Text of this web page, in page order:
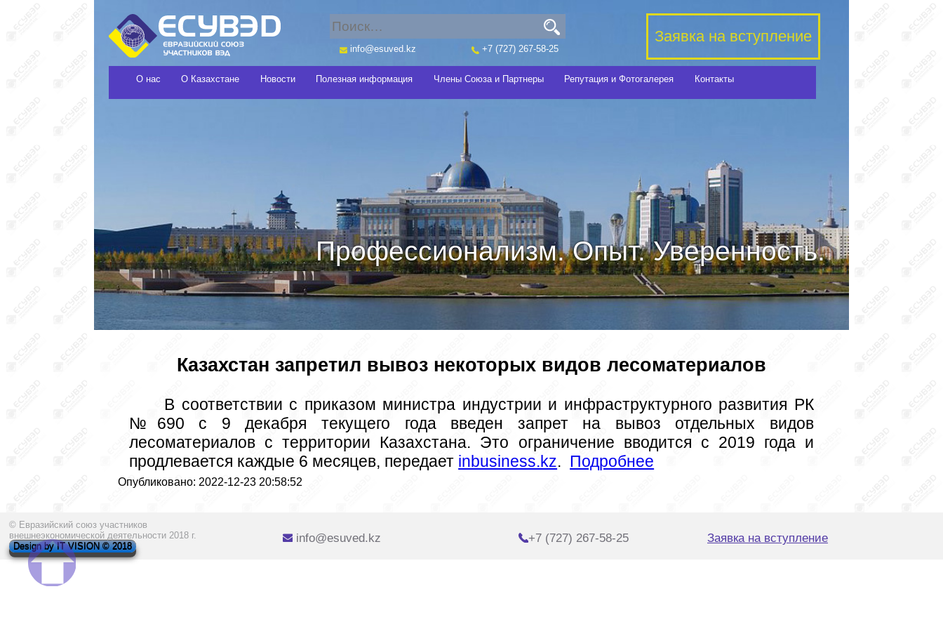
О нас О Казахстане Новости Полезная информация Члены Союза и Партнеры Репутация и Фотогалерея Контакты
+7 (727) 267-58-25
info@esuved.kz
Профессионализм. Опыт. Уверенность.
Заявка на вступление
Казахстан запретил вывоз некоторых видов лесоматериалов
№690 с 9 декабря текущего года введен запрет на вывоз отдельных видов
лесоматериалов с территории Казахстана. Это ограничение вводится с 2019 года и
продлевается каждые 6 месяцев, передает inbusiness.kz. Подробнее
Опубликовано: 2022-12-23 20:58:52
© Евразийский союз участников
внешнеэкономической деятельности 2018 г.
Design by IT VISION © 2018
info@esuved.kz +7 (727) 267-58-25 Заявка на вступление